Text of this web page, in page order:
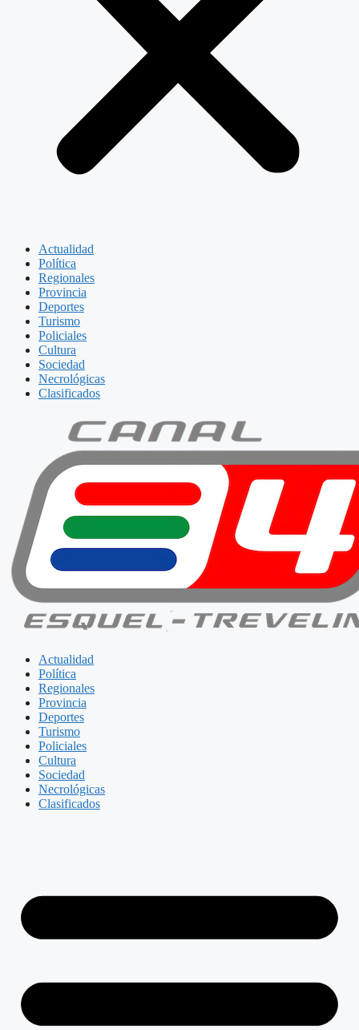
Actualidad
Política
Regionales
Provincia
Deportes
Turismo
Policiales
Cultura
Sociedad
Necrológicas
Clasificados
Actualidad
Política
Regionales
Provincia
Deportes
Turismo
Policiales
Cultura
Sociedad
Necrológicas
Clasificados